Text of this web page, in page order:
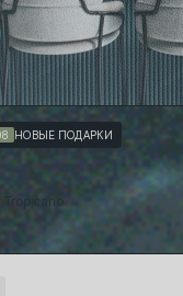
НОВЫЕ ПОДАРКИ
Tropicano